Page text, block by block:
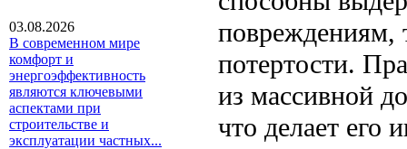
03.08.2026
В современном мире
комфорт и
энергоэффективность
являются ключевыми
аспектами при
строительстве и
эксплуатации частных...
повреждениям,
потертости.
из массивной
что делает его